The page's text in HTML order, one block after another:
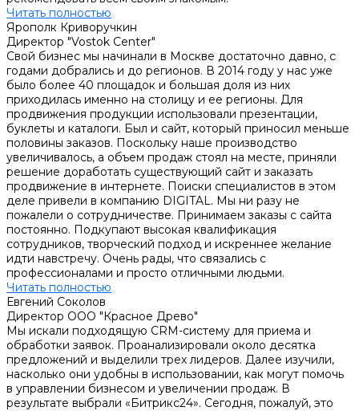
Читать полностью
Ярополк Криворучкин
Директор "Vostok Center"
Свой бизнес мы начинали в Москве достаточно давно, с
годами добрались и до регионов. В 2014 году у нас уже
было более 40 площадок и большая доля из них
приходилась именно на столицу и ее регионы. Для
продвижения продукции использовали презентации,
буклеты и каталоги. Был и сайт, который приносил меньше
половины заказов. Поскольку наше производство
увеличивалось, а объем продаж стоял на месте, приняли
решение доработать существующий сайт и заказать
продвижение в интернете. Поиски специалистов в этом
деле привели в компанию DIGITAL. Мы ни разу не
пожалели о сотрудничестве. Принимаем заказы с сайта
постоянно. Подкупают высокая квалификация
сотрудников, творческий подход и искреннее желание
идти навстречу. Очень рады, что связались с
профессионалами и просто отличными людьми.
Читать полностью
Евгений Соколов
Директор ООО "Красное Древо"
Мы искали подходящую СRM-систему для приема и
обработки заявок. Проанализировали около десятка
предложений и выделили трех лидеров. Далее изучили,
насколько они удобны в использовании, как могут помочь
в управлении бизнесом и увеличении продаж. В
результате выбрали «Битрикс24». Сегодня, пожалуй, это